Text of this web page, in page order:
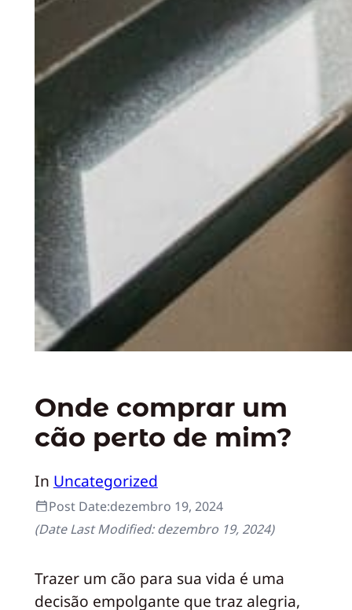
Onde comprar um
cão perto de mim?
In Uncategorized
Post Date:dezembro 19, 2024
(Date Last Modified:dezembro 19, 2024)
Trazer um cão para sua vida é uma
decisão empolgante que traz alegria,